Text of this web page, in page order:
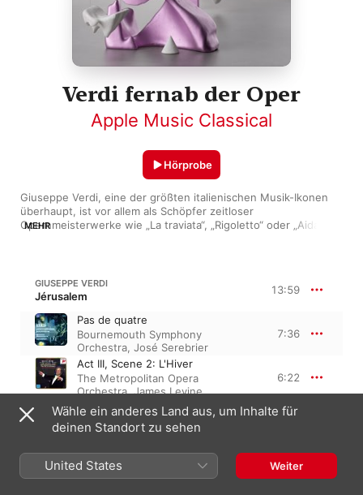
Verdi fernab der Oper
Apple Music Classical
Giuseppe Verdi, eine der größten italienischen Musik-Ikonen
überhaupt, ist vor allem als Schöpfer zeitloser
Opernmeisterwerke wie „La traviata“, „Rigoletto“ oder „Aida“
darunter seine epische „Messa da Requiem“ oder das
grüblerische „Streichquartett e‑Moll“.
MEHR
Hörprobe
GIUSEPPE VERDI
Jérusalem 13:59
Pas de quatre
Bournemouth Symphony
Orchestra, José Serebrier
7:36
Act III, Scene 2: L'Hiver
The Metropolitan Opera
Orchestra,James Levine
6:22
G. VERDI: DON CARLO, ACT III
Ballo della Regina
Orchestra del Teatro Comunale di
15:32
Wähle ein anderes Land aus, um Inhalte für
deinen Standort zu sehen
United States Weiter